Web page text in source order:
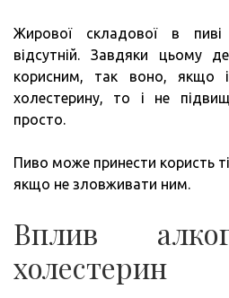
Жирової складової в пиві
відсутній. Завдяки цьому
корисним, так воно, якщо
холестерину, то і не
просто.
Пиво може принести користь
якщо не зловживати ним.
Вплив
холестерин